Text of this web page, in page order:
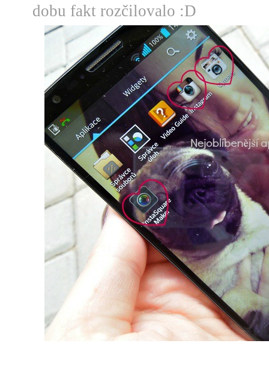
dobu fakt rozčilovalo :D